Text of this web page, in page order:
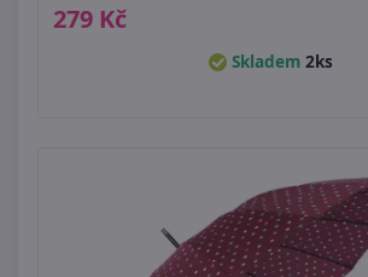
279 Kč
Skladem 2ks